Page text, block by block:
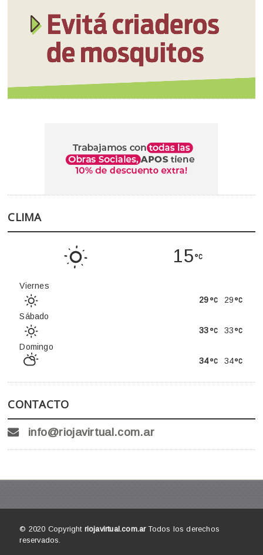
CLIMA
15
Viernes
29
29
Sábado
33
33
Domingo
34
34
CONTACTO
info@riojavirtual.com.ar
© 2020 Copyright riojavirtual.com.arTodos los derechos
reservados.